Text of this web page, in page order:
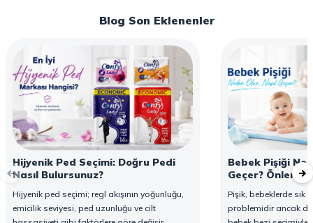
Blog Son Eklenenler
Hijyenik Ped Seçimi: Doğru Pedi
Nasıl Bulursunuz?
Hijyenik ped seçimi; regl akışının yoğunluğu,
emicilik seviyesi, ped uzunluğu ve cilt
Bebek Pişiği
Geçer? Önleme
Pişik, bebeklerde sık
problemidir ancak